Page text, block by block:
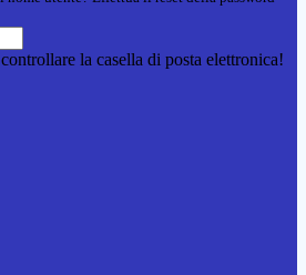
la casella di posta elettronica!